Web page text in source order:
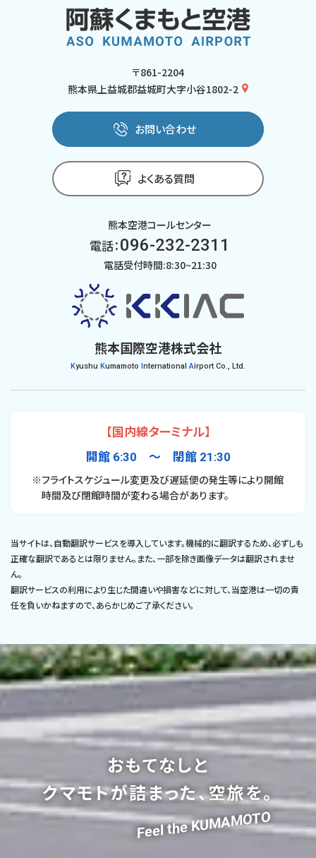
〒861-2204
熊本県上益城郡益城町大字小谷1802-2
お問い合わせ
よくある質問
熊本空港コールセンター
電話：096-232-2311
電話受付時間:8:30~21:30
熊本国際空港株式会社
Kyushu Kumamoto InternationalAirport Co., Ltd.
【国内線ターミナル】
開館 6:30 〜 閉館 21:30
※フライトスケジュール変更及び遅延便の発生等により開館
時間及び閉館時間が変わる場合があります。
当サイトは、自動翻訳サービスを導入しています。機械的に翻訳するため、必ずしも
正確な翻訳であるとは限りません。また、一部を除き画像データは翻訳されませ
ん。
翻訳サービスの利用により生じた間違いや損害などに対して、当空港は一切の責
任を負いかねますので、あらかじめご了承ください。
おもてなしと
クマモトが詰まった、空旅を。
Feel the KUMAMOTO